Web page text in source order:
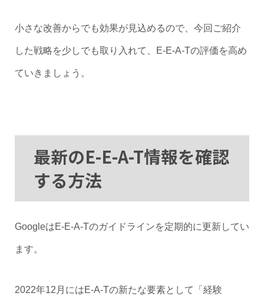
小さな改善からでも効果が見込めるので、今回ご紹介
した戦略を少しでも取り入れて、E-E-A-Tの評価を高め
ていきましょう。
最新のE-E-A-T情報を確認
する方法
GoogleはE-E-A-Tのガイドラインを定期的に更新してい
ます。
2022年12月にはE-A-Tの新たな要素として「経験